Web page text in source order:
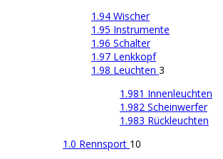
1.94 Wischer
1.95 Instrumente
1.96 Schalter
1.97 Lenkkopf
1.98 Leuchten 3
1.981 Innenleuchten
1.982 Scheinwerfer
1.983 Rückleuchten
1.0 Rennsport 10